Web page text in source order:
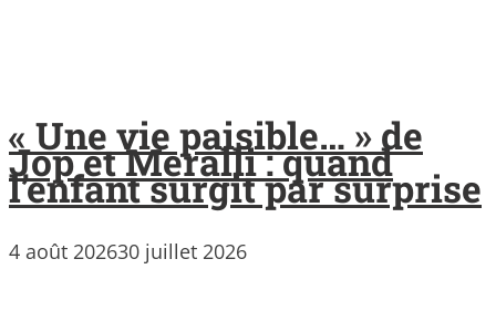
« Une vie paisible… » de
Jop et Meralli : quand
l’enfant surgit par surprise
4 août 202630 juillet 2026